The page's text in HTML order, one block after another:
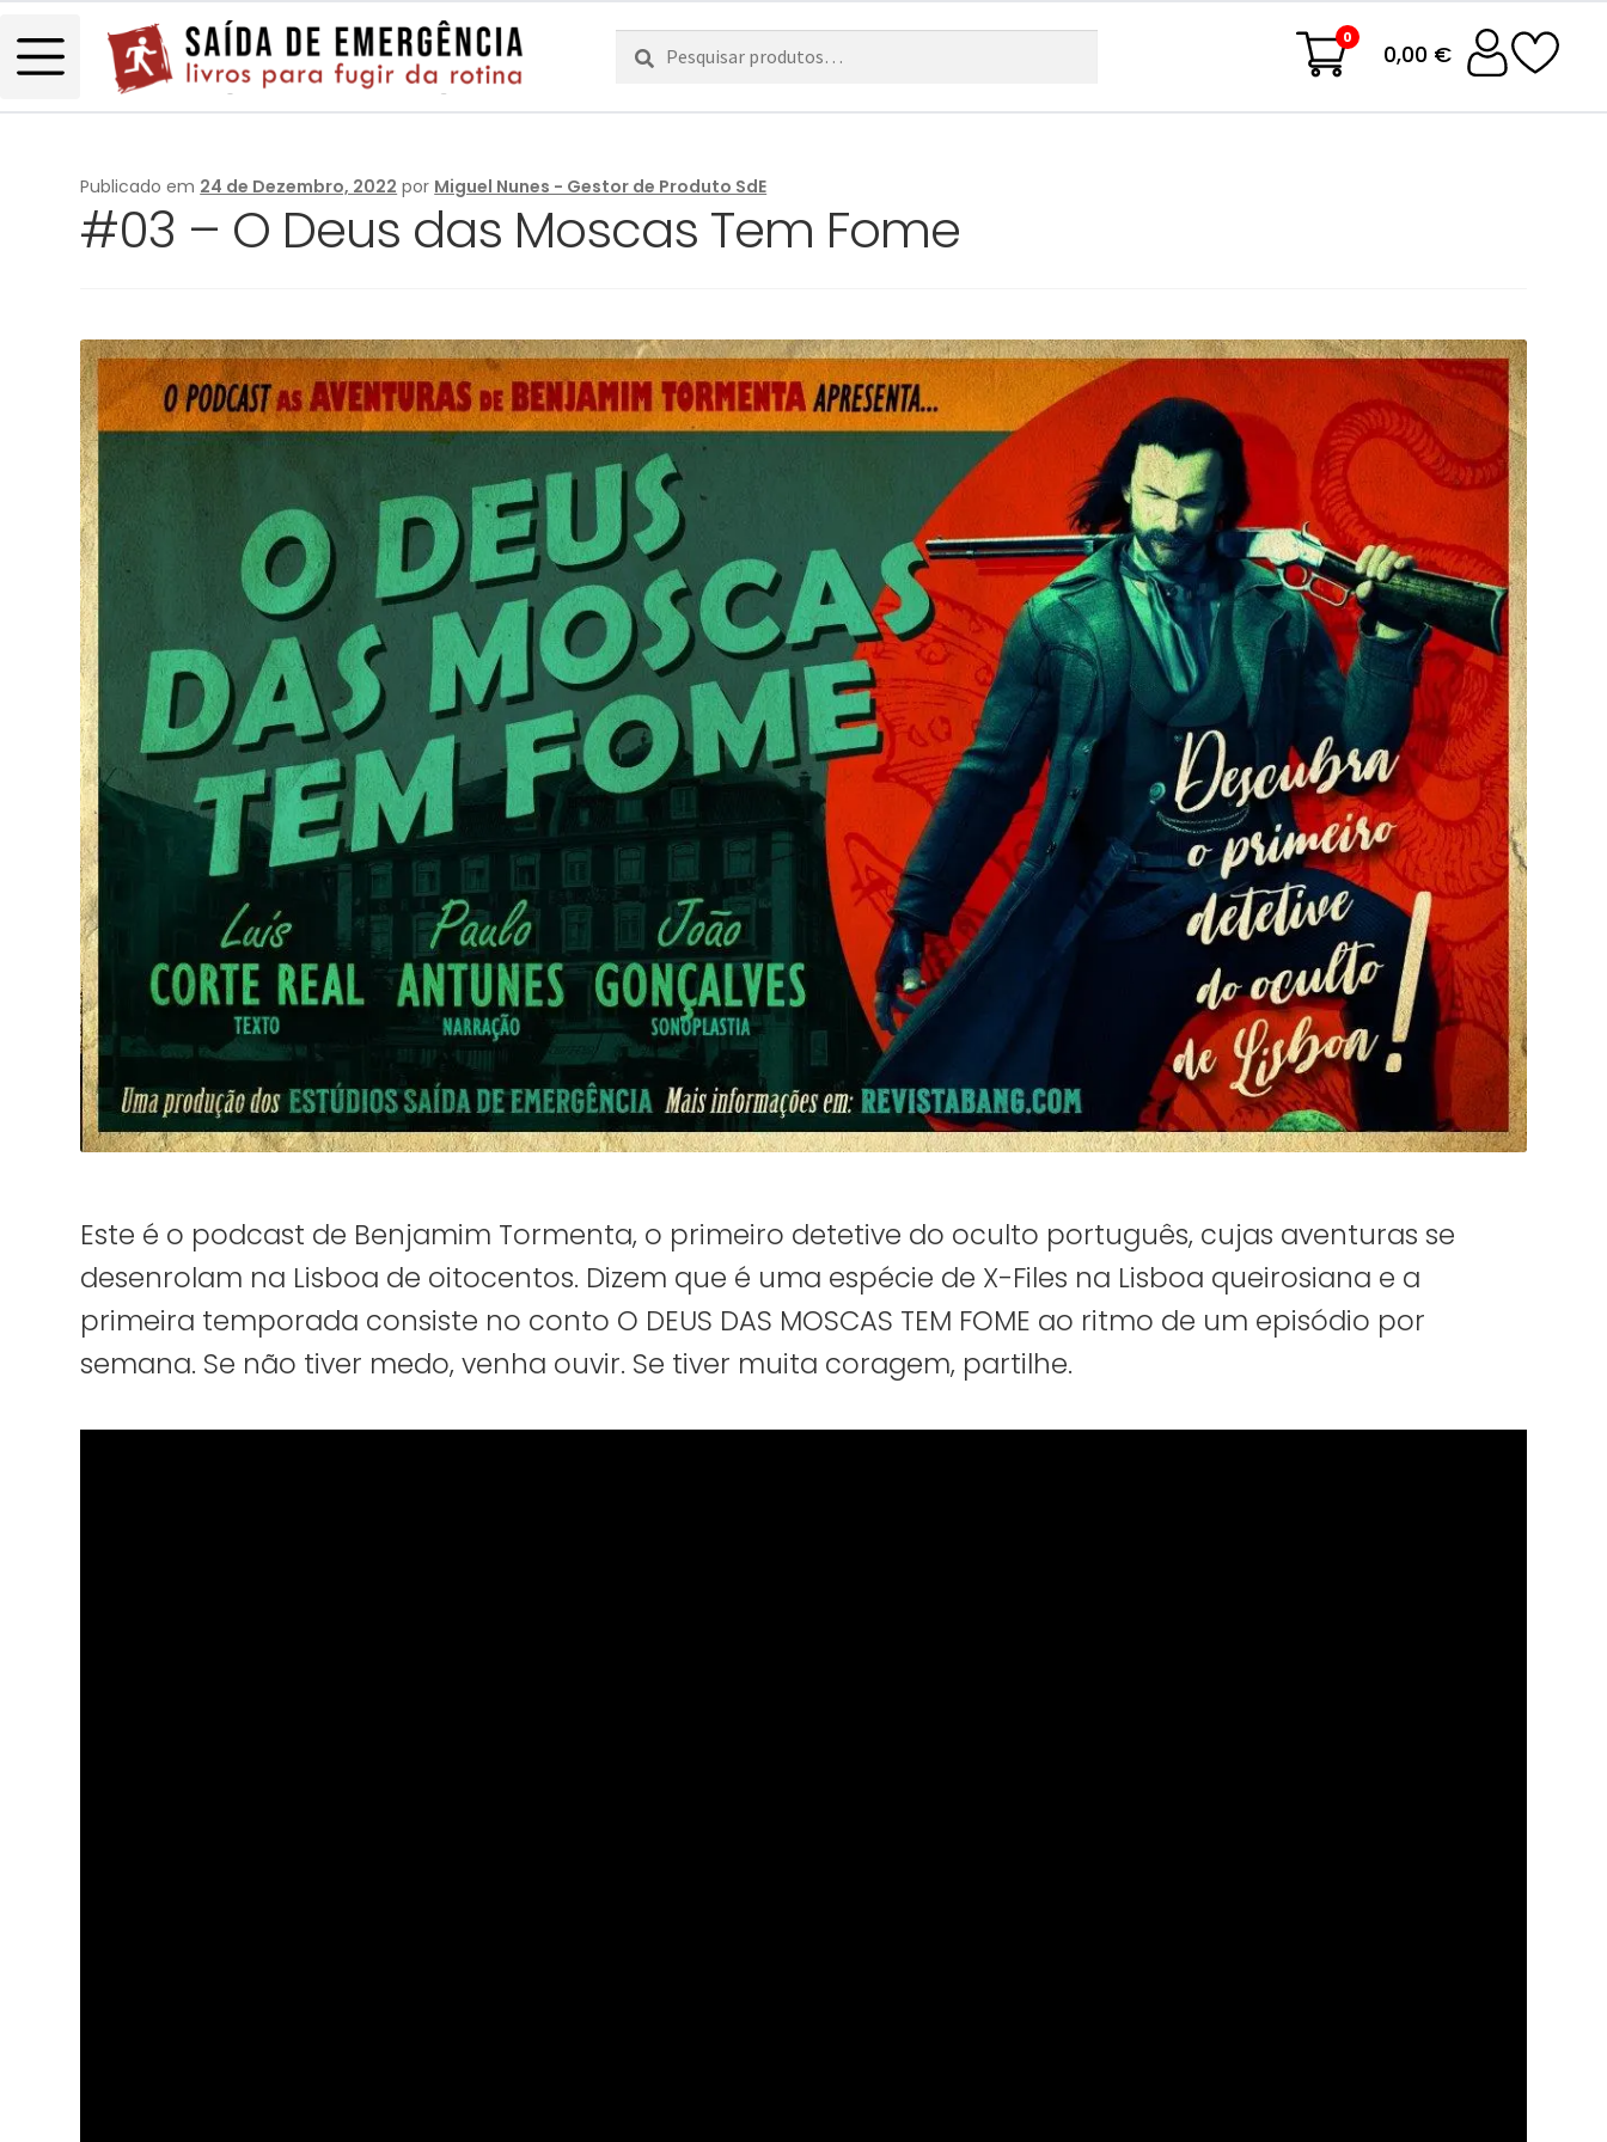
Pesquisar
por:
Pesquisa 0
0,00 €
Publicado em 24 de Dezembro, 2022 por Miguel Nunes - Gestor de Produto SdE
#03 – O Deus das Moscas Tem Fome
Este é o podcast de Benjamim Tormenta, o primeiro detetive do oculto português, cujas aventuras se
desenrolam na Lisboa de oitocentos. Dizem que é uma espécie de X-Files na Lisboa queirosiana e a
primeira temporada consiste no conto O DEUS DAS MOSCAS TEM FOME ao ritmo de um episódio por
semana. Se não tiver medo, venha ouvir. Se tiver muita coragem, partilhe.